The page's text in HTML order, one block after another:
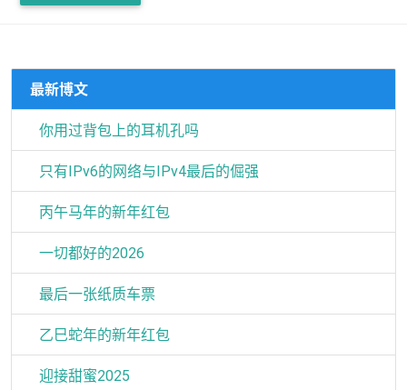
最新博文
你用过背包上的耳机孔吗
只有IPv6的网络与IPv4最后的倔强
丙午马年的新年红包
一切都好的2026
最后一张纸质车票
乙巳蛇年的新年红包
迎接甜蜜2025